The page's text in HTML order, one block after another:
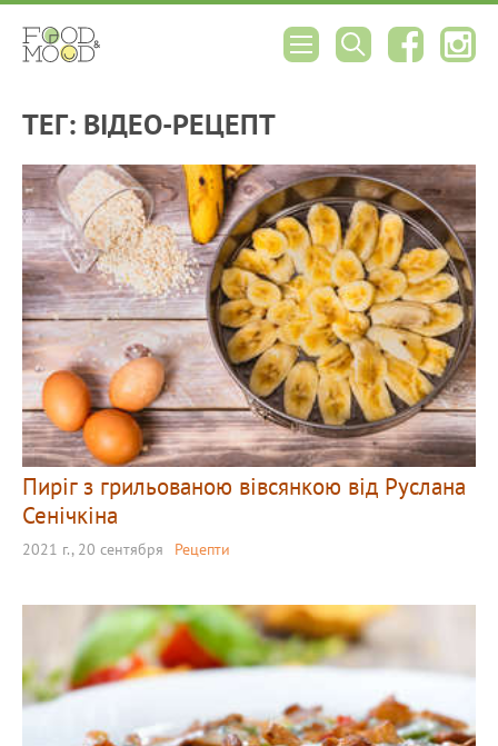
ТЕГ: ВІДЕО-РЕЦЕПТ
Пиріг з грильованою вівсянкою від Руслана
Сенічкіна
2021 г., 20 сентября Рецепти